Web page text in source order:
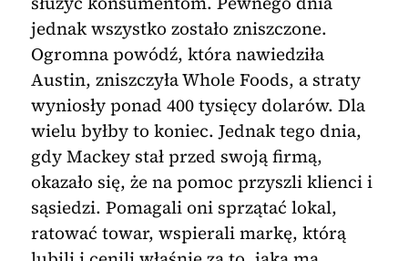
jednak wszystko zostało zniszczone.
Ogromna powódź, która nawiedziła
Austin, zniszczyła Whole Foods, a straty
wyniosły ponad 400 tysięcy dolarów. Dla
wielu byłby to koniec. Jednak tego dnia,
gdy Mackey stał przed swoją firmą,
okazało się, że na pomoc przyszli klienci i
sąsiedzi. Pomagali oni sprzątać lokal,
ratować towar, wspierali markę, którą